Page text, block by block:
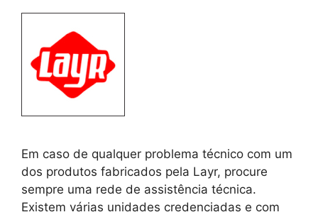
Em caso de qualquer problema técnico com um
dos produtos fabricados pela Layr, procure
sempre uma rede de assistência técnica.
Existem várias unidades credenciadas e com